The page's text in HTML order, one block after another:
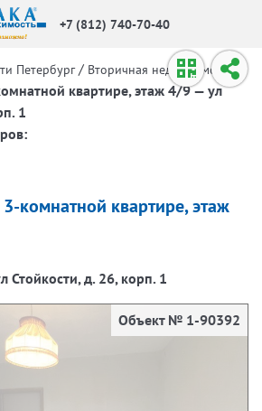
+7 (812) 740-70-40
Петербург / Вторичная недвижимость /
квартире, этаж 4/9 — ул
1
комнатной квартире, этаж
Стойкости, д. 26, корп. 1
Объект № 1-90392